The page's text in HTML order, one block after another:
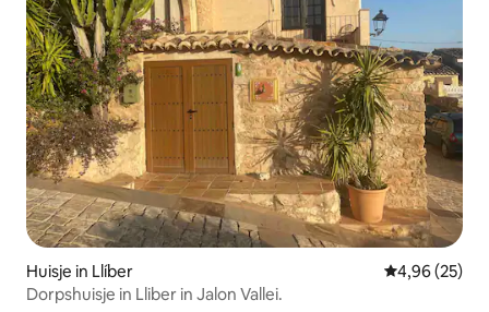
Huisje in Llíber Gemiddelde
4,96 (25)
Dorpshuisje in Lliber in Jalon Vallei.